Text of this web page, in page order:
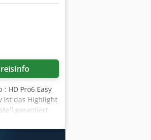
: HD Pro6 Easy
ist das Highlight
garantiert
ermöglicht